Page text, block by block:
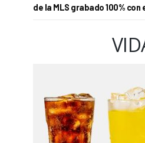
de la MLS grabado 100% con